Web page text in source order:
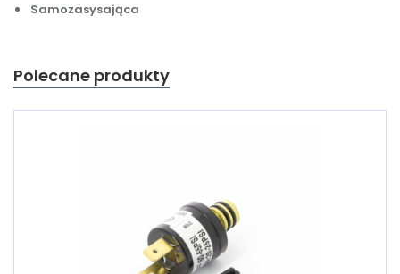
Samozasysająca
Polecane produkty